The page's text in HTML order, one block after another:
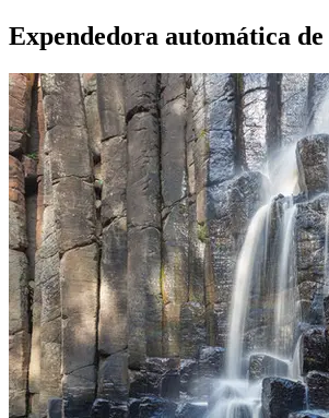
Expendedora automática